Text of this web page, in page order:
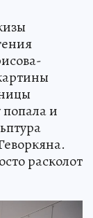
и
расколот